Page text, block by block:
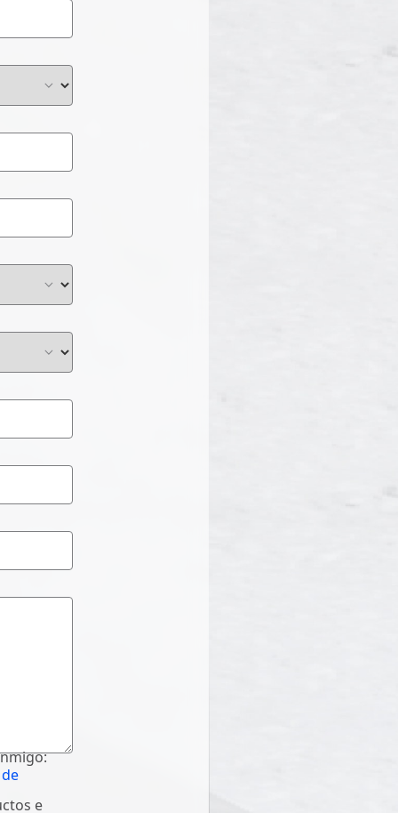
e